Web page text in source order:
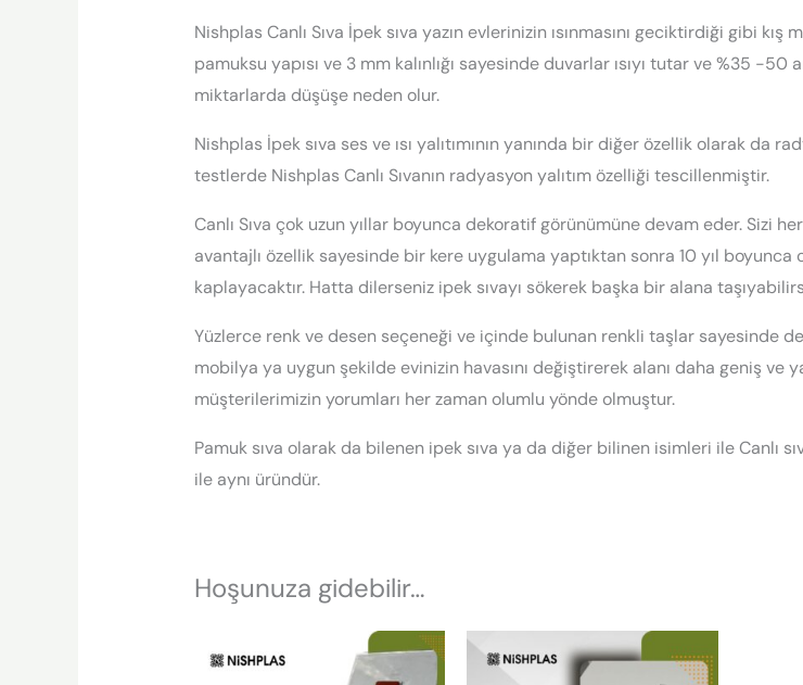
Nishplas Canlı Sıva İpek sıva yazın evlerinizin ısınmasını geciktirdiği gibi
pamuksu yapısı ve 3 mm kalınlığı sayesinde duvarlar ısıyı tutar ve %35 -50
miktarlarda düşüşe neden olur.
Nishplas İpek sıva ses ve ısı yalıtımının yanında bir diğer özellik olarak da
testlerde Nishplas Canlı Sıvanın radyasyon yalıtım özelliği tescillenmiştir.
Canlı Sıva çok uzun yıllar boyunca dekoratif görünümüne devam eder. Sizi
avantajlı özellik sayesinde bir kere uygulama yaptıktan sonra 10 yıl boyunca
kaplayacaktır. Hatta dilerseniz ipek sıvayı sökerek başka bir alana
Yüzlerce renk ve desen seçeneği ve içinde bulunan renkli taşlar sayesinde
mobilya ya uygun şekilde evinizin havasını değiştirerek alanı daha geniş ve
müşterilerimizin yorumları her zaman olumlu yönde olmuştur.
Pamuk sıva olarak da bilenen ipek sıva ya da diğer bilinen isimleri ile Canlı
ile aynı üründür.
Hoşunuza gidebilir…